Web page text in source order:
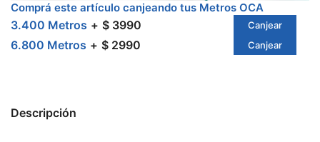
Comprá este artículo canjeando tus Metros OCA
3.400 Metros $ 3990 Canjear
6.800 Metros $ 2990 Canjear
Descripción